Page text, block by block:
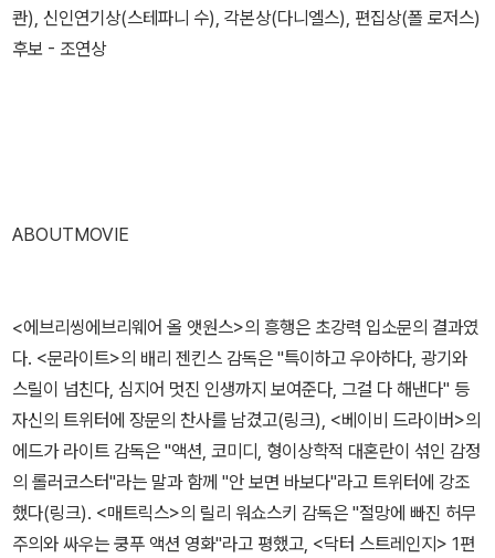
콴), 신인연기상(스테파니 수), 각본상(다니엘스), 편집상(폴 로저스)
후보 - 조연상
ABOUTMOVIE
<에브리씽에브리웨어 올 앳원스>의 흥행은 초강력 입소문의 결과였
다. <문라이트>의 배리 젠킨스 감독은 "특이하고 우아하다, 광기와
스릴이 넘친다, 심지어 멋진 인생까지 보여준다, 그걸 다 해낸다" 등
자신의 트위터에 장문의 찬사를 남겼고(링크), <베이비 드라이버>의
에드가 라이트 감독은 "액션, 코미디, 형이상학적 대혼란이 섞인 감정
의 롤러코스터"라는 말과 함께 "안 보면 바보다"라고 트위터에 강조
했다(링크). <매트릭스>의 릴리 워쇼스키 감독은 "절망에 빠진 허무
주의와 싸우는 쿵푸 액션 영화"라고 평했고, <닥터 스트레인지> 1편